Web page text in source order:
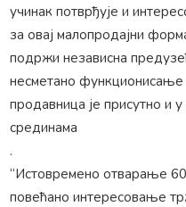
учинак потврђује и
за овај малопродајни
подржи независна
несметано
продавница је присутно и
срединама
.
“Истовремено отварање
повећано интересовање